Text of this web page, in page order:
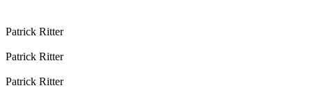
Patrick Ritter
Patrick Ritter
Patrick Ritter